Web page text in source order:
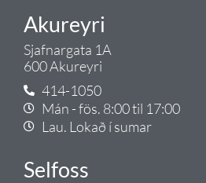
Akureyri
Sjafnargata 1A
600 Akureyri
414-1050
Mán - fös. 8:00 til 17:00
Lau. Lokað í sumar
Selfoss